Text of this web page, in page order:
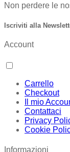
Non perdere le
Iscriviti alla
Account
Carrello
Checkout
Il mio
Contattaci
Privacy
Cookie
Informazioni